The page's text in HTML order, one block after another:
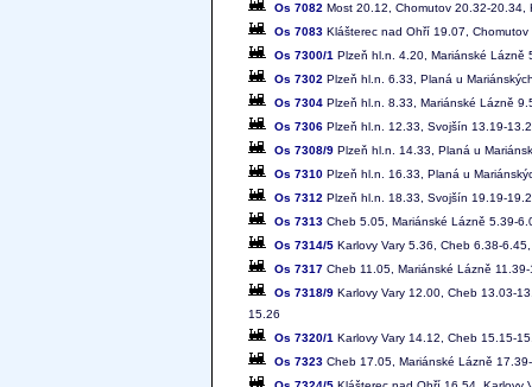
Os 7082 Most 20.12, Chomutov 20.32-20.34,
Os 7083 Klášterec nad Ohří 19.07,
Os 7300/1 Plzeň hl.n. 4.20, Mariánské Lázně
Os 7302 Plzeň hl.n. 6.33, Planá u
Os 7304 Plzeň hl.n. 8.33, Mariánské Lázně
Os 7306 Plzeň hl.n. 12.33, Svojšín 13.19-
Os 7308/9 Plzeň hl.n. 14.33, Planá u
Os 7310 Plzeň hl.n. 16.33, Planá u
Os 7312 Plzeň hl.n. 18.33, Svojšín 19.19-
Os 7313 Cheb 5.05, Mariánské Lázně 5.39-
Os 7314/5 Karlovy Vary 5.36, Cheb 6.38-
Os 7317 Cheb 11.05, Mariánské Lázně
Os 7318/9 Karlovy Vary 12.00, Cheb 13.03-
15.26
Os 7320/1 Karlovy Vary 14.12, Cheb 15.15-
Os 7323 Cheb 17.05, Mariánské Lázně